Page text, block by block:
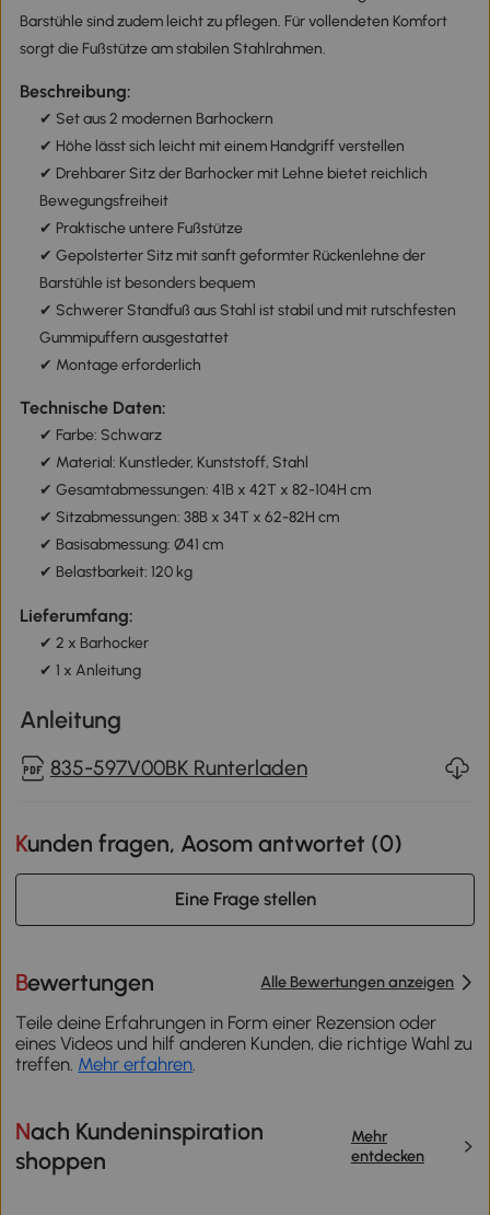
Barstühle sind zudem leicht zu pflegen. Für vollendeten Komfort
sorgt die Fußstütze am stabilen Stahlrahmen.
Beschreibung:
✔ Set aus 2 modernen Barhockern
✔ Höhe lässt sich leicht mit einem Handgriff verstellen
✔ Drehbarer Sitz der Barhocker mit Lehne bietet reichlich
Bewegungsfreiheit
✔ Praktische untere Fußstütze
✔ Gepolsterter Sitz mit sanft geformter Rückenlehne der
Barstühle ist besonders bequem
✔ Schwerer Standfuß aus Stahl ist stabil und mit rutschfesten
Gummipuffern ausgestattet
✔ Montage erforderlich
Technische Daten:
✔ Farbe: Schwarz
✔ Material: Kunstleder, Kunststoff, Stahl
✔ Gesamtabmessungen: 41B x 42T x 82-104H cm
✔ Sitzabmessungen: 38B x 34T x 62-82H cm
✔ Basisabmessung: Ø41 cm
✔ Belastbarkeit: 120 kg
Lieferumfang:
✔ 2 x Barhocker
✔ 1 x Anleitung
Anleitung
835-597V00BK Runterladen
Kunden fragen, Aosom antwortet (0)
Eine Frage stellen
Bewertungen Alle Bewertungen anzeigen
Teile deine Erfahrungen in Form einer Rezension oder
eines Videos und hilf anderen Kunden, die richtige Wahl zu
treffen. Mehr erfahren.
Nach Kundeninspiration
shoppen
Mehr
entdecken